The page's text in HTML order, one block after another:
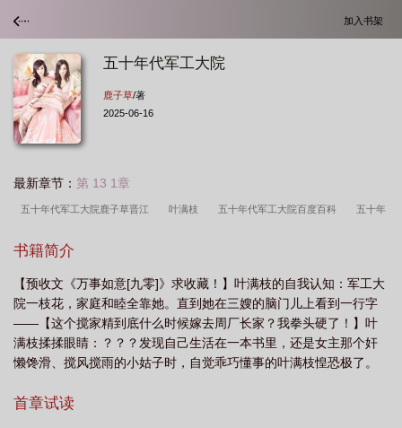
加入书架
五十年代军工大院
鹿子草/著
2025-06-16
最新章节： 第 13 1章
五十年代军工大院鹿子草晋江 叶满枝 五十年代军工大院百度百科 五十年
么 五十年代军工大院鹿子草
文心 五十年代军工大院全文免费阅读 五十年代军工大院 番外 鹿子草五十
年代军工大院 老军工院校 五十年代军工大院叶满枝 五十年代军工大院TXT
鹿子草 五十年代军功章图片 五十年代军工大院好看吗 五十年代军工大院吴
峥嵘 大院里的漂亮原配[年代 五十年代军工大院晋江 五十年代军工大院晋
书籍简介
【预收文《万事如意[九零]》求收藏！】叶满枝的自我认知：军工大
院一枝花，家庭和睦全靠她。直到她在三嫂的脑门儿上看到一行字
——【这个搅家精到底什么时候嫁去周厂长家？我拳头硬了！】叶
满枝揉揉眼睛：？？？发现自己生活在一本书里，还是女主那个奸
懒馋滑、搅风搅雨的小姑子时，自觉乖巧懂事的叶满枝惶恐极了。
之一同被踹掉的还有即将到手的工作。她成了一名待业女青年！以
首章试读